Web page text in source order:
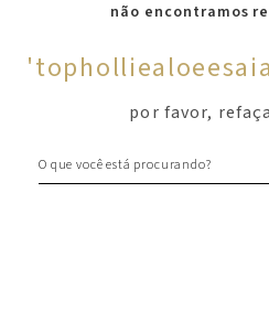
não encontramos
'
por favor,